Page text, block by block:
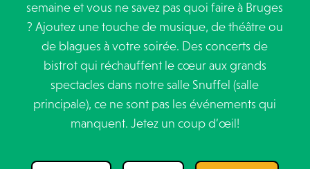
semaine et vous ne savez pas quoi faire à Bruges
? Ajoutez une touche de musique, de théâtre ou
de blagues à votre soirée. Des concerts de
bistrot qui réchauffent le cœur aux grands
spectacles dans notre salle Snuffel (salle
principale), ce ne sont pas les événements qui
manquent. Jetez un coup d’œil!